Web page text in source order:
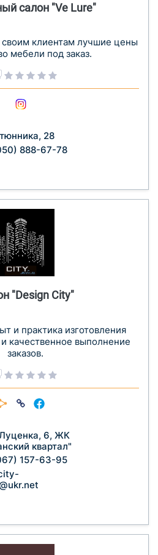
салон "Ve Lure"
своим клиентам лучшие цены
мебели под заказ.
28
888-67-78
"Design City"
и практика изготовления
качественное выполнение
заказов.
6, ЖК
квартал"
157-63-95